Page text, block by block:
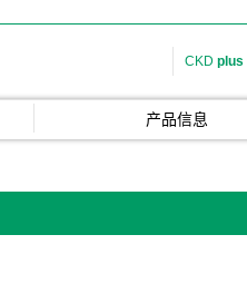
CKD plus
产品信息